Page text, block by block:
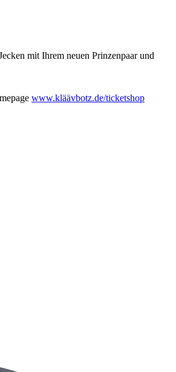
mit Ihrem neuen Prinzenpaar und
www.kläävbotz.de/ticketshop